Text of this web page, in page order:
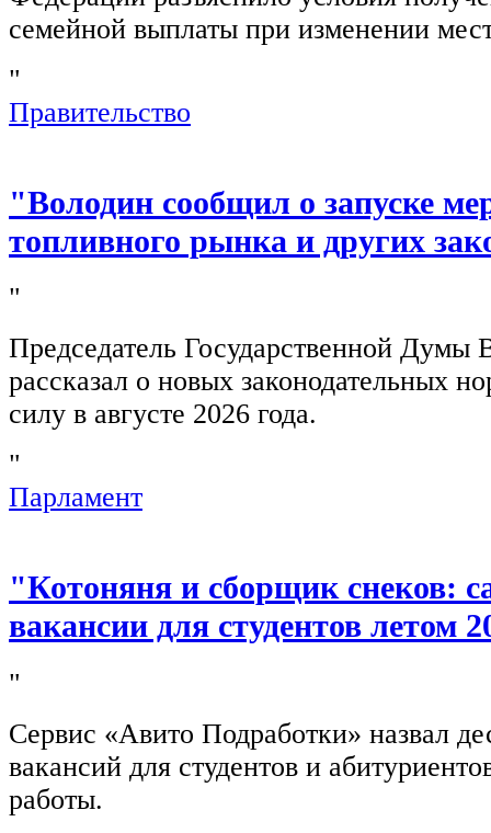
семейной выплаты при изменении
"
Правительство
"Володин сообщил о запуске
топливного рынка и других
"
Председатель Государственной Думы
рассказал о новых законодательных
силу в августе 2026 года.
"
Парламент
"Котоняня и сборщик снеков:
вакансии для студентов летом
"
Сервис «Авито Подработки» назвал
вакансий для студентов и
работы.